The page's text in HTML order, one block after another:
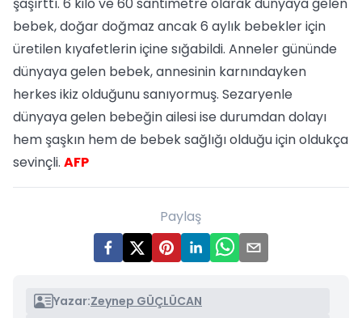
bebek, doğar doğmaz ancak 6 aylık bebekler için
üretilen kıyafetlerin içine sığabildi. Anneler gününde
dünyaya gelen bebek, annesinin karnındayken
herkes ikiz olduğunu sanıyormuş. Sezaryenle
dünyaya gelen bebeğin ailesi ise durumdan dolayı
hem şaşkın hem de bebek sağlığı olduğu için oldukça
sevinçli. AFP
Paylaş
Yazar:Zeynep GÜÇLÜCAN